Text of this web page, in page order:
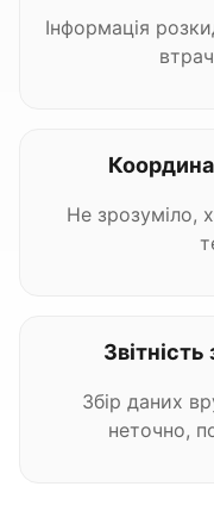
Інформація
Не зрозуміло,
Збір даних
неточно,